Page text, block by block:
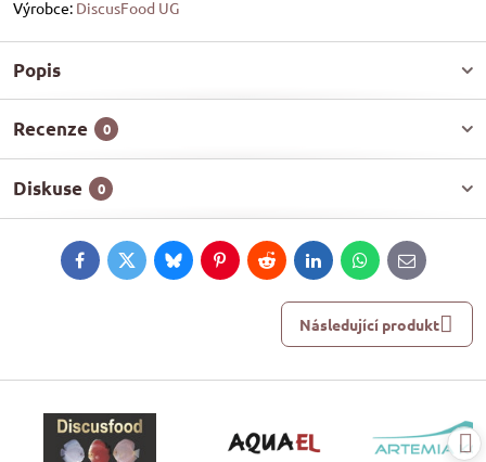
Výrobce: DiscusFood UG
Popis
Recenze 0
Diskuse 0
FacebookTwitterBlueskyPinterestRedditLinkedInWhatsApp
E-
mail
Následující produkt